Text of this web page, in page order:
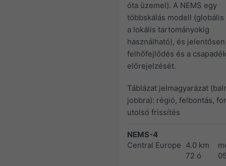
óta üzemel). A NEMS egy
többskálás modell
a lokális tartományokig
használható), és
felhőfejlődés és a csapadék
előrejelzését.
Táblázat jelmagyarázat
jobbra): régió, felbontás,
utolsó frissítés
NEMS-4
Central Europe 4.0 km
72 ó